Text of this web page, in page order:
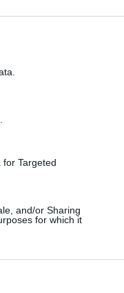
Targeted
and/or Sharing
for which it